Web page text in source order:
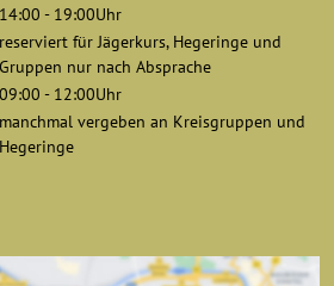
14:00 - 19:00Uhr
reserviert für Jägerkurs, Hegeringe und
Gruppen nur nach Absprache
09:00 - 12:00Uhr
manchmal vergeben an Kreisgruppen und
Hegeringe